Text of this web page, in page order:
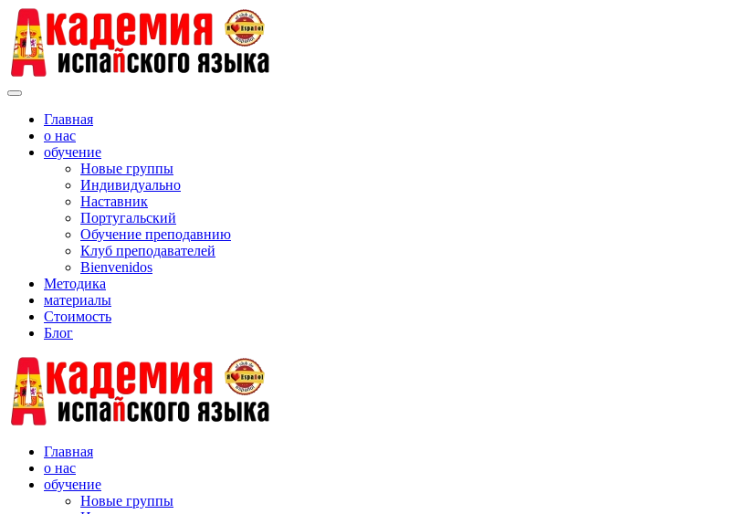
Главная
о нас
обучение
Новые группы
Индивидуально
Наставник
Португальский
Обучение преподавнию
Клуб преподавателей
Bienvenidos
Методика
материалы
Стоимость
Блог
Главная
о нас
обучение
Новые группы